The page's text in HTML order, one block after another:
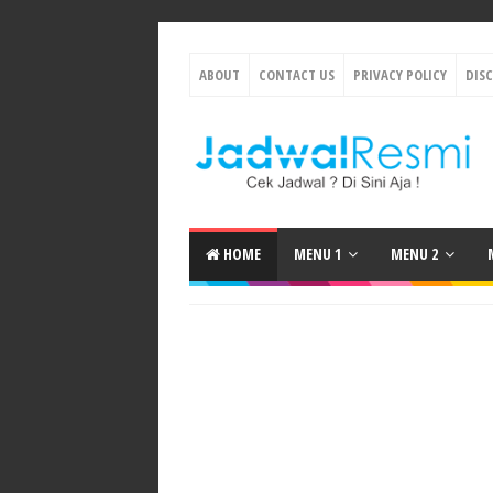
ABOUT CONTACT US PRIVACY POLICY
HOME MENU 1 MENU 2